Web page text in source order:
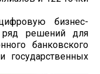
бизнес-
ряд решений для
банковского
государственных